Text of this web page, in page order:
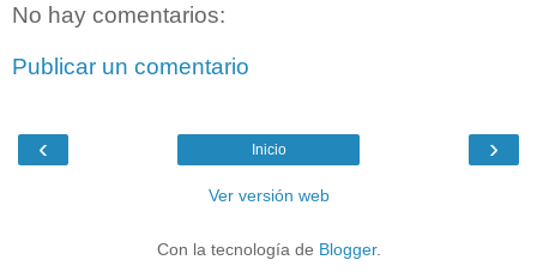
No hay comentarios:
Publicar un comentario
‹ ›
Inicio
Ver versión web
Con la tecnología de Blogger.